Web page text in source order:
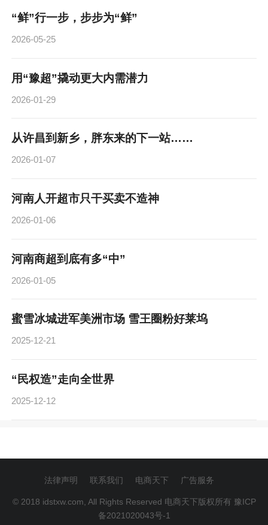
“鲜”行一步，步步为“鲜”
2026-05-25
用“豫超”撬动更大内需潜力
2026-01-29
从许昌到新乡，胖东来的下一站……
2026-01-07
河南人开超市只干买卖不造神
2026-01-06
河南商超到底有多“中”
2026-01-05
蜜雪冰城进军美洲市场 雪王圈粉好莱坞
2025-12-21
“民权造”走向全世界
2025-12-12
法律声明 联系我们 电商天下 广告服务
© 2018 idstxw.com, All Rights Reserved 电商天下版权所有 豫ICP
备2021020043号-1